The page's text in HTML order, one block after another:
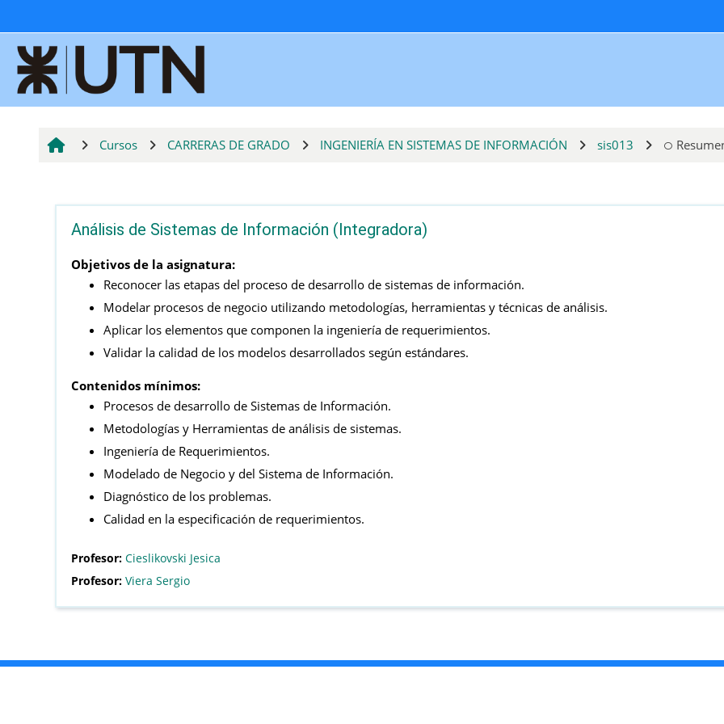
Cursos CARRERAS DE GRADO INGENIERÍA EN SISTEMAS DE INFORMACIÓN sis013
Análisis de Sistemas de Información (Integradora)
Objetivos de la asignatura:
Reconocer las etapas del proceso de desarrollo de sistemas de información.
Modelar procesos de negocio utilizando metodologías, herramientas y técnicas de análisis.
Aplicar los elementos que componen la ingeniería de requerimientos.
Validar la calidad de los modelos desarrollados según estándares.
Contenidos mínimos:
Procesos de desarrollo de Sistemas de Información.
Metodologías y Herramientas de análisis de sistemas.
Ingeniería de Requerimientos.
Modelado de Negocio y del Sistema de Información.
Diagnóstico de los problemas.
Calidad en la especificación de requerimientos.
Profesor: Cieslikovski Jesica
Profesor: Viera Sergio